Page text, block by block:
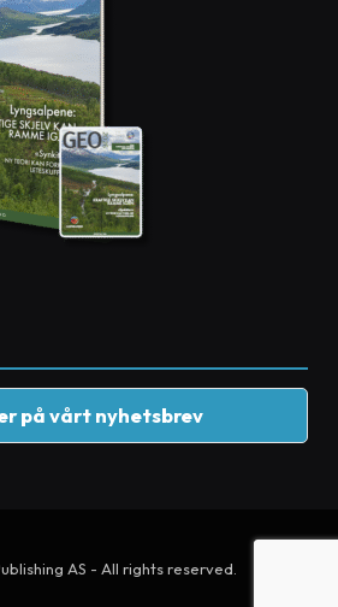
på vårt nyhetsbrev
AS - All rights reserved.